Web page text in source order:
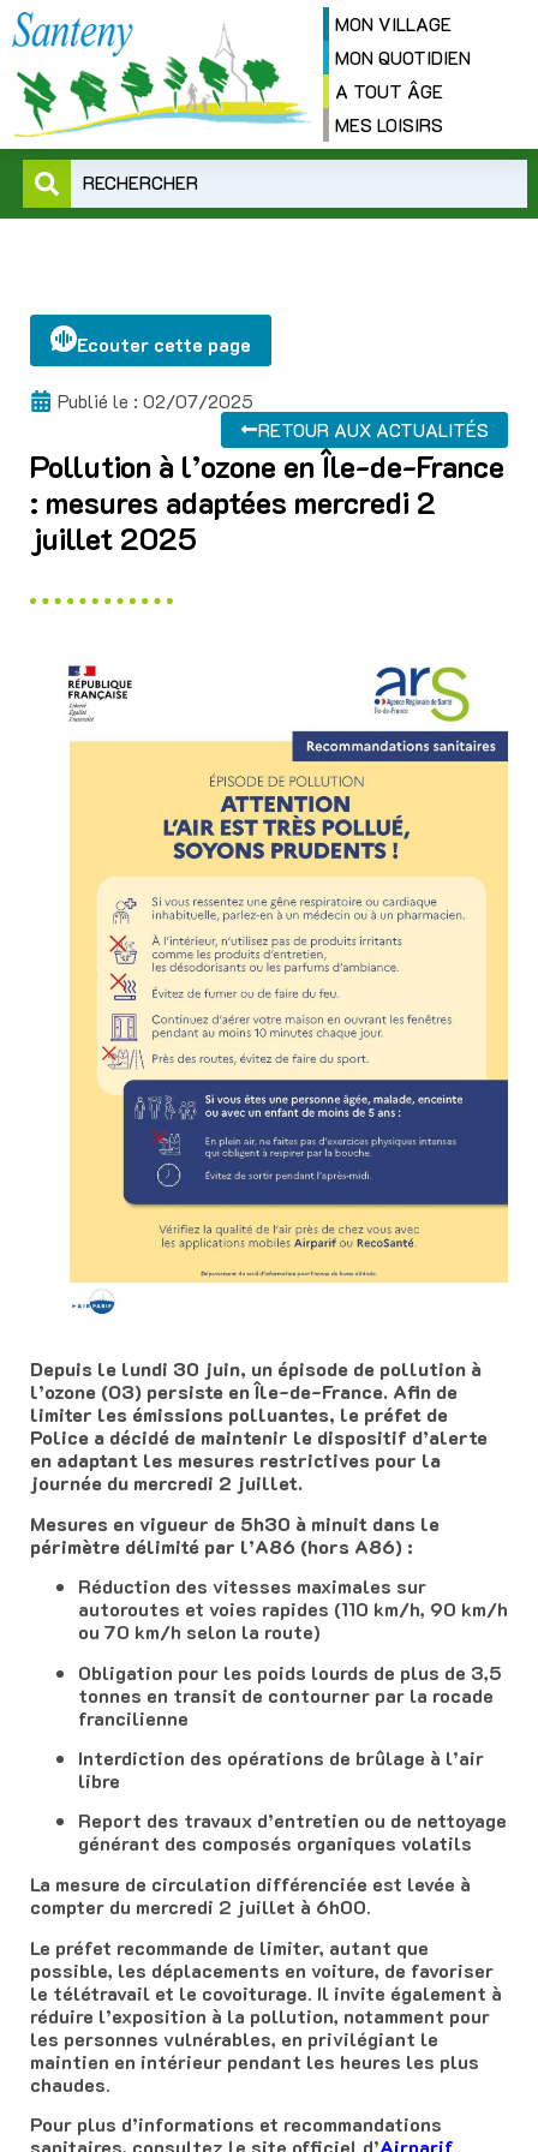
MON VILLAGE
MON QUOTIDIEN
A TOUT ÂGE
MES LOISIRS
RECHERCHER
Ecouter cette page
Publié le : 02/07/2025
RETOUR AUX ACTUALITÉS
Pollution à l’ozone en Île-de-France
: mesures adaptées mercredi 2
juillet 2025
Depuis le lundi 30 juin, un épisode de pollution à
l’ozone (O3) persiste en Île-de-France. Afin de
limiter les émissions polluantes, le préfet de
Police a décidé de maintenir le dispositif d’alerte
en adaptant les mesures restrictives pour la
journée du mercredi 2 juillet.
Mesures en vigueur de 5h30 à minuit dans le
périmètre délimité par l’A86 (hors A86) :
Réduction des vitesses maximales sur
autoroutes et voies rapides (110 km/h, 90 km/h
ou 70 km/h selon la route)
Obligation pour les poids lourds de plus de 3,5
tonnes en transit de contourner par la rocade
francilienne
Interdiction des opérations de brûlage à l’air
libre
Report des travaux d’entretien ou de nettoyage
générant des composés organiques volatils
La mesure de circulation différenciée est levée à
compter du mercredi 2 juillet à 6h00.
Le préfet recommande de limiter, autant que
possible, les déplacements en voiture, de favoriser
le télétravail et le covoiturage. Il invite également à
réduire l’exposition à la pollution, notamment pour
les personnes vulnérables, en privilégiant le
maintien en intérieur pendant les heures les plus
chaudes.
Pour plus d’informations et recommandations
sanitaires, consultez le site officiel d’Airparif.